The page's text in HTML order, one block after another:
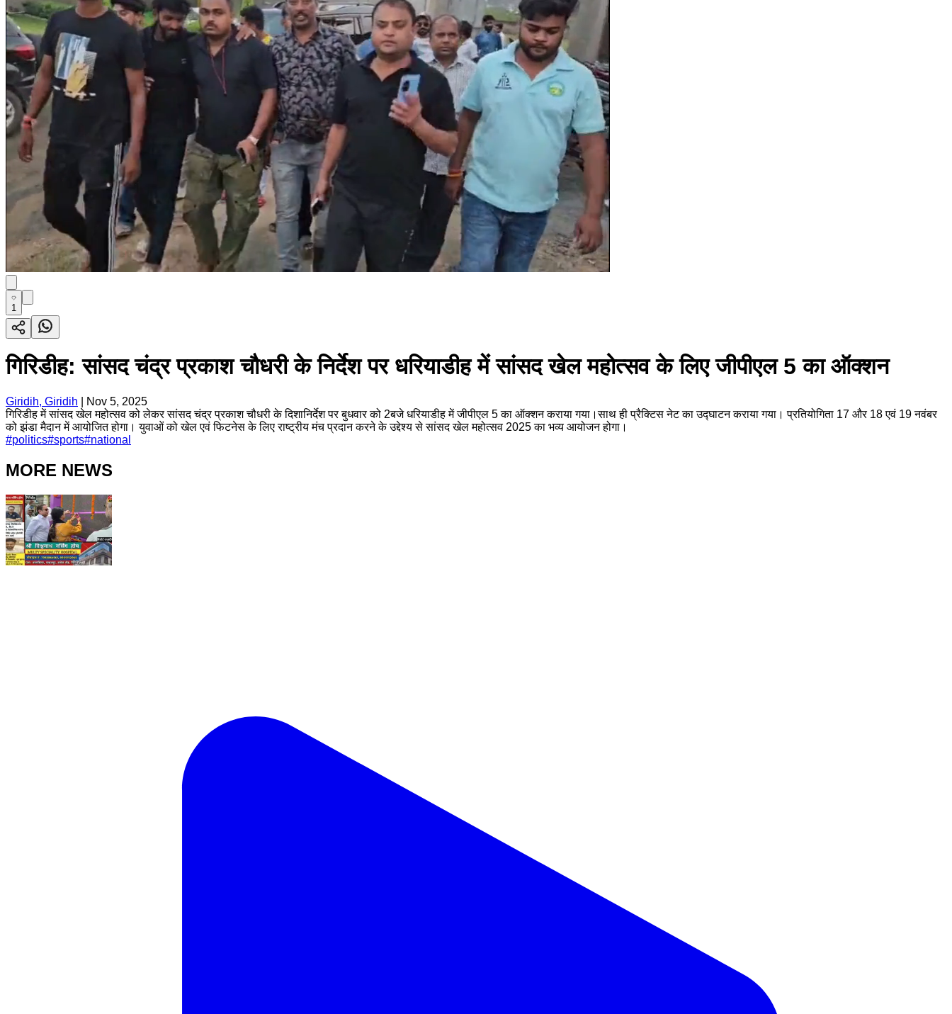
1
गिरिडीह: सांसद चंद्र प्रकाश चौधरी के निर्देश पर धरियाडीह में सांसद खेल महोत्सव के लिए जीपीएल 5 का ऑक्शन
Giridih, Giridih
Nov 5, 2025
गिरिडीह में सांसद खेल महोत्सव को लेकर सांसद चंद्र प्रकाश चौधरी के दिशानिर्देश पर बुधवार को 2बजे धरियाडीह में जीपीएल 5 का ऑक्शन कराया गया।साथ ही प्रैक्टिस नेट का उद्घाटन कराया गया। प्रतियोगिता 17 और 18 एवं 19 नवंबर
को झंडा मैदान में आयोजित होगा। युवाओं को खेल एवं फिटनेस के लिए राष्ट्रीय मंच प्रदान करने के उद्देश्य से सांसद खेल महोत्सव 2025 का भव्य आयोजन होगा।
#politics#sports#national
MORE NEWS